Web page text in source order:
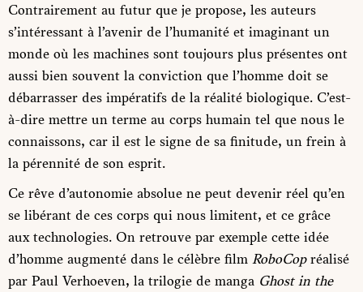
Contrairement au futur que je propose, les auteurs
s’intéressant à l’avenir de l’humanité et imaginant un
monde où les machines sont toujours plus présentes ont
aussi bien souvent la conviction que l’homme doit se
débarrasser des impératifs de la réalité biologique. C’est-
à-dire mettre un terme au corps humain tel que nous le
connaissons, car il est le signe de sa finitude, un frein à
la pérennité de son esprit.
Ce rêve d’autonomie absolue ne peut devenir réel qu’en
se libérant de ces corps qui nous limitent, et ce grâce
aux technologies. On retrouve par exemple cette idée
d’homme augmenté dans le célèbre film RoboCopréalisé
par Paul Verhoeven, la trilogie de manga Ghost in the